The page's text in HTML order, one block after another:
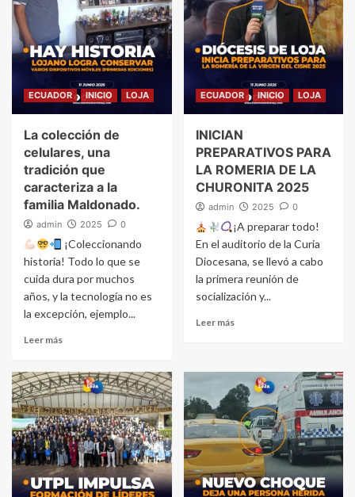
ECUADOR INICIO LOJA
La colección de
celulares, una
tradición que
caracteriza a la
familia Maldonado.
admin 2025 0
¡Coleccionando
historia! Todo lo que se
cuida dura por muchos
años, y la tecnología no es
la excepción, ejemplo...
Leer más
ECUADOR INICIO LOJA
INICIAN
PREPARATIVOS PARA
LA ROMERIA DE LA
CHURONITA 2025
admin 2025 0
¡A preparar todo!
En el auditorio de la Curia
Diocesana, se llevó a cabo
la primera reunión de
socialización y...
Leer más